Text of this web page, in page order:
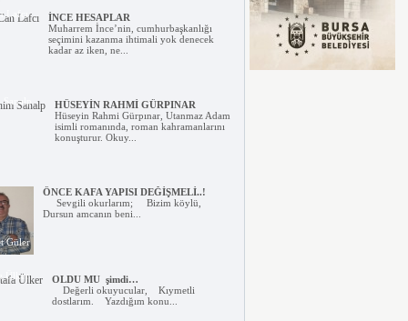
Lafcı
İNCE HESAPLAR
Muharrem İnce’nin, cumhurbaşkanlığı
seçimini kazanma ihtimali yok denecek
kadar az iken, ne...
HÜSEYİN RAHMİ GÜRPINAR
Hüseyin Rahmi Gürpınar, Utanmaz Adam
isimli romanında, roman kahramanlarını
konuşturur. Okuy...
Güler
ÖNCE KAFA YAPISI DEĞİŞMELİ..!
Sevgili okurlarım; Bizim köylü,
Dursun amcanın beni...
Ülker
OLDU MU şimdi…
Değerli okuyucular, Kıymetli
dostlarım. Yazdığım konu...